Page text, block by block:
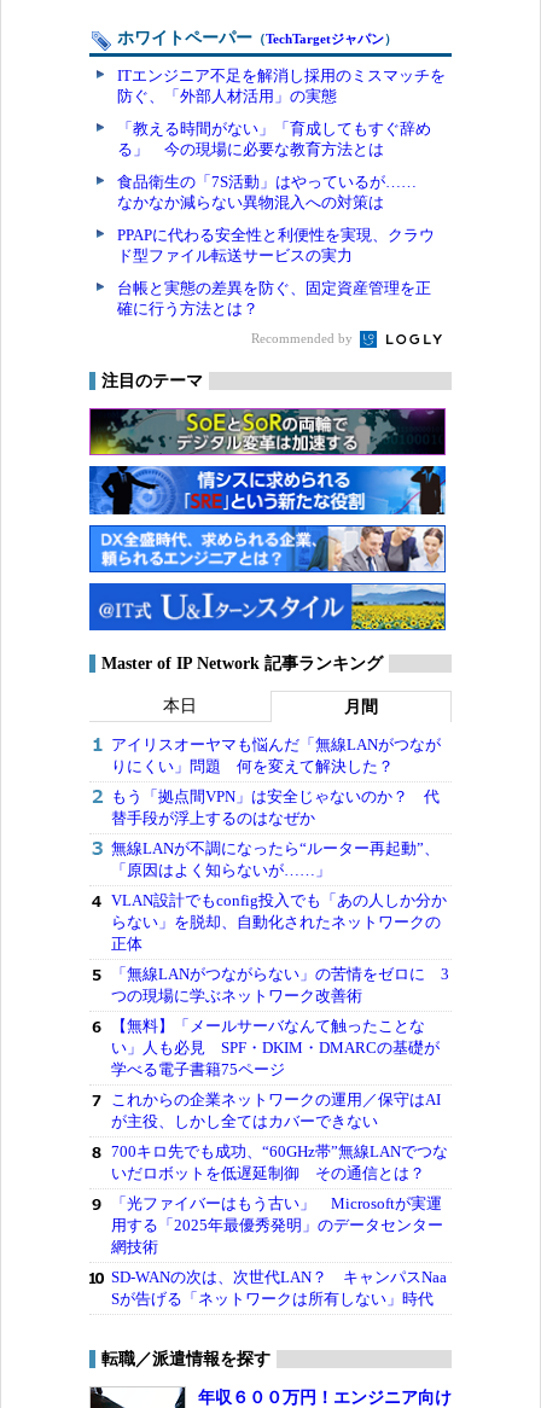
ホワイトペーパー （TechTargetジャパン）
ITエンジニア不足を解消し採用のミスマッチを
防ぐ、「外部人材活用」の実態
「教える時間がない」「育成してもすぐ辞め
る」 今の現場に必要な教育方法とは
食品衛生の「7S活動」はやっているが……
なかなか減らない異物混入への対策は
PPAPに代わる安全性と利便性を実現、クラウ
ド型ファイル転送サービスの実力
台帳と実態の差異を防ぐ、固定資産管理を正
確に行う方法とは？
Recommended by
注目のテーマ
Master of IP Network 記事ランキング
本日 月間
アイリスオーヤマも悩んだ「無線LANがつなが
りにくい」問題 何を変えて解決した？
もう「拠点間VPN」は安全じゃないのか？ 代
替手段が浮上するのはなぜか
無線LANが不調になったら“ルーター再起動”、
「原因はよく知らないが……」
VLAN設計でもconfig投入でも「あの人しか分か
らない」を脱却、自動化されたネットワークの
正体
「無線LANがつながらない」の苦情をゼロに 3
つの現場に学ぶネットワーク改善術
【無料】「メールサーバなんて触ったことな
い」人も必見 SPF・DKIM・DMARCの基礎が
学べる電子書籍75ページ
これからの企業ネットワークの運用／保守はAI
が主役、しかし全てはカバーできない
700キロ先でも成功、“60GHz帯”無線LANでつな
いだロボットを低遅延制御 その通信とは？
「光ファイバーはもう古い」 Microsoftが実運
用する「2025年最優秀発明」のデータセンター
網技術
SD-WANの次は、次世代LAN？ キャンパスNaa
Sが告げる「ネットワークは所有しない」時代
転職／派遣情報を探す
年収６００万円！エンジニア向け